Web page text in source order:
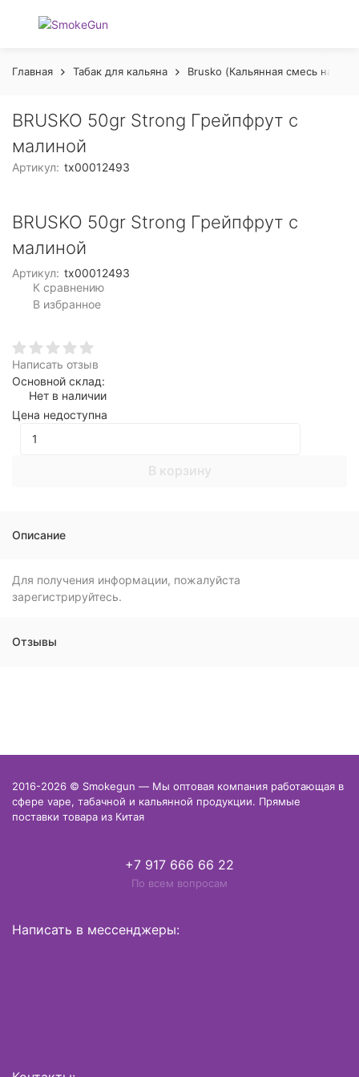
Главная Табак для кальяна Brusko (Кальянная смесь на
BRUSKO 50gr Strong Грейпфрут с
малиной
Артикул: tx00012493
BRUSKO 50gr Strong Грейпфрут с
малиной
Артикул: tx00012493
К сравнению
В избранное
Написать отзыв
Основной склад:
Нет в наличии
Цена недоступна
В корзину
Описание
Для получения информации, пожалуйста
зарегистрируйтесь.
Отзывы
2016-2026 © Smokegun — Мы оптовая компания работающая в
сфере vape, табачной и кальянной продукции. Прямые
поставки товара из Китая
+7 917 666 66 22
По всем вопросам
Написать в мессенджеры: